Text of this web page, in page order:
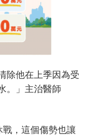
除他在上季因為受
。」主治醫師
，這個傷勢也讓